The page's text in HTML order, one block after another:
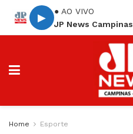
▶
● AO VIVO
JP News Campinas
Home Esporte